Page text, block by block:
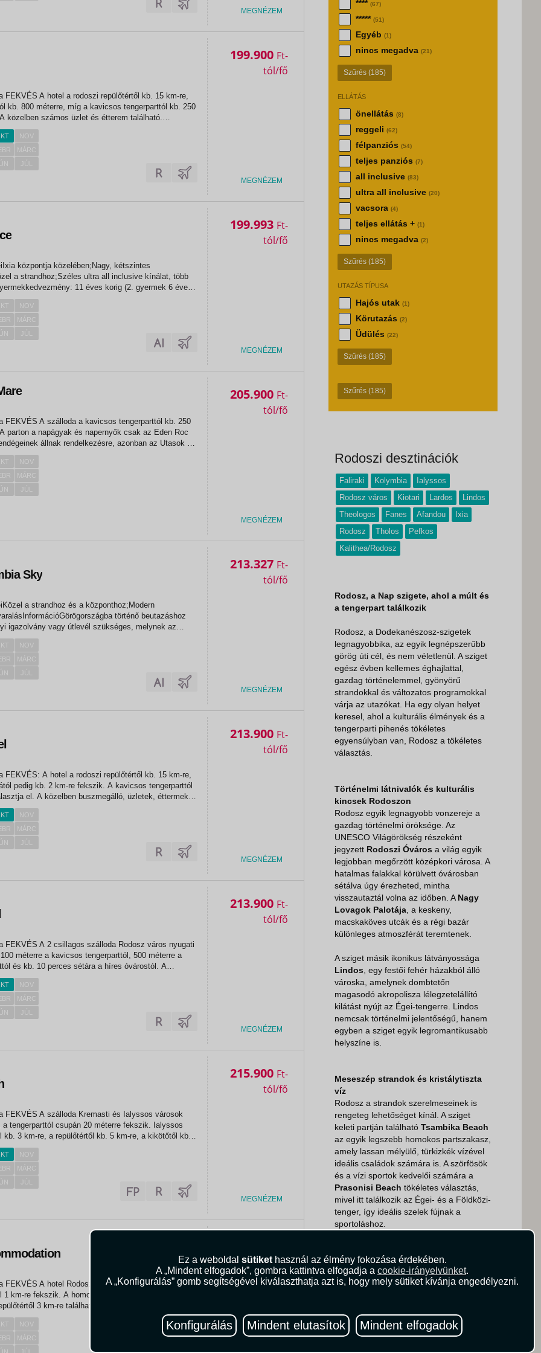
Ez a weboldal sütikethasznál az élmény fokozása érdekében.
A „Mindent elfogadok”, gombra kattintva elfogadja a cookie-irányelvünket.
A „Konfigurálás” gomb segítségével kiválaszthatja azt is, hogy mely sütiket kívánja engedélyezni.
Konfigurálás Mindent elutasítok Mindent elfogadok
**** (67)
***** (51)
Egyéb (1)
nincs megadva (21)
Szűrés (185)
ELLÁTÁS
önellátás (8)
reggeli (62)
félpanziós (54)
teljes panziós (7)
all inclusive (83)
ultra all inclusive (20)
vacsora (4)
teljes ellátás + (1)
nincs megadva (2)
Szűrés (185)
UTAZÁS TÍPUSA
Hajós utak (1)
Körutazás (2)
Üdülés (22)
Szűrés (185)
Szűrés (185)
MEGNÉZEM
kb. 800 méterre, míg a kavicsos tengerparttól kb. 250
közelben számos üzlet és étterem található.
mindegyike egyénileg szabályozható...
NOV
MÁRC
JÚL
199.900 Ft
MEGNÉZEM
központja közelében;Nagy, kétszintes
a strandhoz;Széles ultra all inclusive kínálat, több
11 éves korig (2. gyermek 6 éves
történő beutazáshoz érvényes személyi
NOV
MÁRC
JÚL
199.993 Ft
MEGNÉZEM
parton a napágyak és napernyők csak az Eden Roc
állnak rendelkezésre, azonban az Utasok a
a parti bárt ugyanúgy használhatják....
NOV
MÁRC
JÚL
205.900 Ft
MEGNÉZEM
Sky
a strandhoz és a központhoz;Modern
történő beutazáshoz
igazolvány vagy útlevél szükséges, melynek az
érvényesnek kell lennie.Kötelező idegenforgalmi
kategóriájától...
NOV
MÁRC
JÚL
213.327 Ft
MEGNÉZEM
re,
pedig kb. 2 km-re fekszik. A kavicsos tengerparttól
el. A közelben buszmegálló, üzletek, éttermek
NOV
MÁRC
JÚL
213.900 Ft
MEGNÉZEM
méterre a kavicsos tengerparttól, 500 méterre a
és kb. 10 perces sétára a híres óvárostól. A
re, Lindos városa pedig 55 km-re...
NOV
MÁRC
JÚL
213.900 Ft
MEGNÉZEM
a tengerparttól csupán 20 méterre fekszik. Ialyssos
kb. 3 km-re, a repülőtértől kb. 5 km-re, a kikötőtől kb. 7
pedig kb. 9 km-re...
NOV
MÁRC
JÚL
215.900 Ft
MEGNÉZEM
1 km-re fekszik. A homokos- kavicsos tengerparttól
3 km-re található. ELHELYEZÉS Szobáinak
WIFI-vel, Tv-vel,...
NOV
MÁRC
Rodoszi desztinációk
Faliraki Kolymbia
Ialyssos
Rodosz város
Kiotari Lardos
Lindos
Theologos
Fanes Afandou
Ixia
Rodosz
Tholos
Pefkos
Kalithea/Rodosz
Rodosz, a Nap szigete, ahol a múlt és
a tengerpart találkozik
Rodosz, a Dodekanészosz-szigetek
legnagyobbika, az egyik legnépszerűbb
görög úti cél, és nem véletlenül. A sziget
egész évben kellemes éghajlattal,
gazdag történelemmel, gyönyörű
strandokkal és változatos programokkal
várja az utazókat. Ha egy olyan helyet
keresel, ahol a kulturális élmények és a
tengerparti pihenés tökéletes
egyensúlyban van, Rodosz a tökéletes
választás.
Történelmi látnivalók és kulturális
kincsek Rodoszon
Rodosz egyik legnagyobb vonzereje a
gazdag történelmi öröksége. Az
UNESCO Világörökség részeként
jegyzett Rodoszi Óváros a világ egyik
legjobban megőrzött középkori városa. A
hatalmas falakkal körülvett óvárosban
sétálva úgy érezheted, mintha
visszautaztál volna az időben. A Nagy
Lovagok Palotája , a keskeny,
macskaköves utcák és a régi bazár
különleges atmoszférát teremtenek.
A sziget másik ikonikus látványossága
Lindos , egy festői fehér házakból álló
városka, amelynek dombtetőn
magasodó akropolisza lélegzetelállító
kilátást nyújt az Égei-tengerre. Lindos
nemcsak történelmi jelentőségű, hanem
egyben a sziget egyik legromantikusabb
helyszíne is.
Meseszép strandok és kristálytiszta
víz
Rodosz a strandok szerelmeseinek is
rengeteg lehetőséget kínál. A sziget
keleti partján található Tsambika Beach
az egyik legszebb homokos partszakasz,
amely lassan mélyülő, türkizkék vízével
ideális családok számára is. A szörfösök
és a vízi sportok kedvelői számára a
Prasonisi Beach tökéletes választás,
mivel itt találkozik az Égei- és a Földközi-
tenger, így ideális szelek fújnak a
sportoláshoz.
keresel, akkorAnthony Quinn-öböl
vagySaint Paul’s BayLindos mellett
fantasztikus élményt nyújt, ahol a